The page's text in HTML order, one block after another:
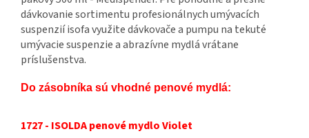
dávkovanie sortimentu profesionálnych umývacích
suspenzií isofa využite dávkovače a pumpu na tekuté
umývacie suspenzie a abrazívne mydlá vrátane
príslušenstva.
Do zásobníka sú vhodné penové mydlá:
1727 - ISOLDA penové mydlo Violet